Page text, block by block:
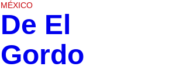
MÉXICO
De El
Gordo